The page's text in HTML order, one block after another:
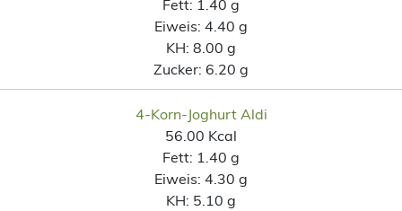
Fett: 1.40 g
Eiweis: 4.40 g
KH: 8.00 g
Zucker: 6.20 g
4-Korn-Joghurt Aldi
56.00 Kcal
Fett: 1.40 g
Eiweis: 4.30 g
KH: 5.10 g